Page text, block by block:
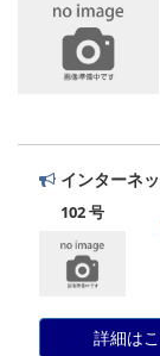
インターネ
102 号
詳細は